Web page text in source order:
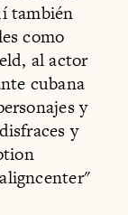
también
como
al actor
cubana
y
y